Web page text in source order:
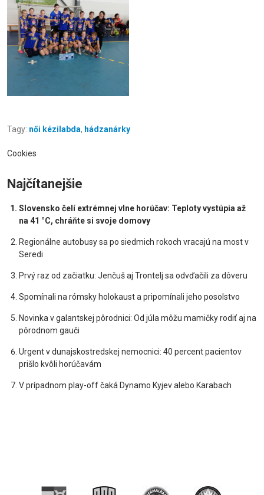
Tagy: női kézilabda, hádzanárky
Cookies
Najčítanejšie
Slovensko čelí extrémnej vlne horúčav: Teploty vystúpia až
na 41 °C, chráňte si svoje domovy
Regionálne autobusy sa po siedmich rokoch vracajú na most v
Seredi
Prvý raz od začiatku: Jenčuš aj Trontelj sa odvďačili za dôveru
Spomínali na rómsky holokaust a pripomínali jeho posolstvo
Novinka v galantskej pôrodnici: Od júla môžu mamičky rodiť aj na
pôrodnom gauči
Urgent v dunajskostredskej nemocnici: 40 percent pacientov
prišlo kvôli horúčavám
V prípadnom play-off čaká Dynamo Kyjev alebo Karabach